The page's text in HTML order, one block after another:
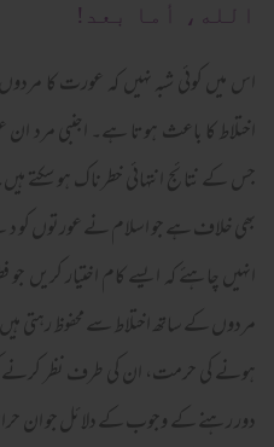
الله، أما بعد!
اس میں کوئی شبہ نہیں کہ عورت کا
اختلاط کا باعث ہوتا ہے۔ اجنبی مرد
جس کے نتائج انتہائی خطرناک ہو سکتے
بھی خلاف ہے جو اسلام نے عورتوں کو
انہیں چاہئے کہ ایسے کام اختیار
مردوں کے ساتھ اختلاط سے محفوظ رہتی
ہونے کی حرمت، ان کی طرف نظر
دور رہنے کے وجوب کے دلائل جو ان